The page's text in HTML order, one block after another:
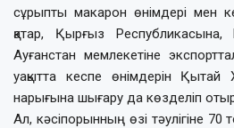
сұрыпты макарон өнімдері мен
қатар, Қырғыз
Ауғанстан мемлекетіне
уақытта кеспе өнімдерін Қытай
нарығына шығару да көзделіп
Ал, кәсіпорынның өзі тәулігіне